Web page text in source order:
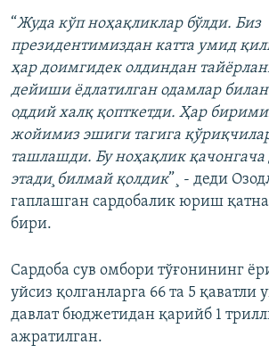
“Жуда кўп ноҳақликлар бўлди. Биз
президентимиздан катта умид
ҳар доимгидек олдиндан
дейиши ëдлатилган одамлар билан
оддий халқ қопткетди. Ҳар
жойимиз эшиги тагига
ташлашди. Бу ноҳақлик қачонгача
этади¸билмай қолдик”¸ - деди
гаплашган сардобалик юриш
бири.
Сардоба сув омбори тўғонининг
уйсиз қолганларга 66 та 5
давлат бюджетидан қарийб 1
ажратилган.